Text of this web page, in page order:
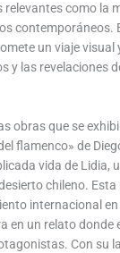
como la
contemporáneos.
un viaje visual
y las revelaciones
obras que se
flamenco» de
vida de Lidia,
chileno. Esta
internacional
en un relato donde
Con su